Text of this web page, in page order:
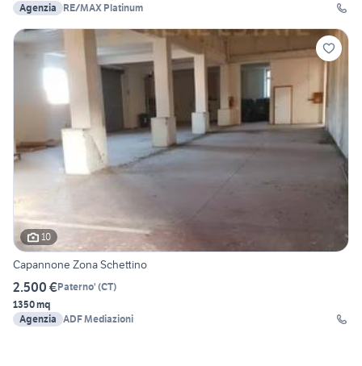
Agenzia
RE/MAX Platinum
10
Capannone Zona Schettino
2.500 €Paterno' (CT)
1350 mq
Agenzia ADF Mediazioni